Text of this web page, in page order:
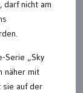
darf nicht am
Serie „Sky
näher mit
sie auf der